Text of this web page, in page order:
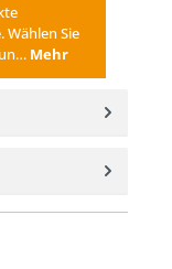
Sie
Mehr